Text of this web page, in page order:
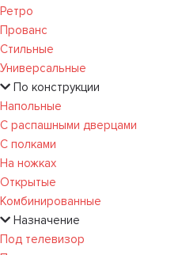
Ретро
Прованс
Стильные
Универсальные
По конструкции
Напольные
С распашными дверцами
С полками
На ножках
Открытые
Комбинированные
Назначение
Под телевизор